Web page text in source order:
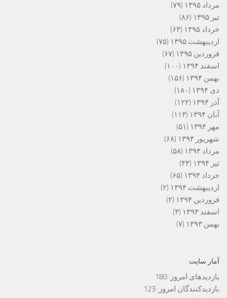
مرداد ۱۳۹۵
(۷۹)
تیر ۱۳۹۵
(۸۶)
خرداد ۱۳۹۵
(۶۳)
اردیبهشت ۱۳۹۵
(۷۵)
فروردین ۱۳۹۵
(۶۷)
اسفند ۱۳۹۴
(۱۰۰)
بهمن ۱۳۹۴
(۱۵۶)
دی ۱۳۹۴
(۱۸۰)
آذر ۱۳۹۴
(۱۲۲)
آبان ۱۳۹۴
(۱۱۳)
مهر ۱۳۹۴
(۵۱)
شهریور ۱۳۹۴
(۶۸)
مرداد ۱۳۹۴
(۵۸)
تیر ۱۳۹۴
(۴۳)
خرداد ۱۳۹۴
(۶۵)
اردیبهشت ۱۳۹۴
(۲)
فروردین ۱۳۹۴
(۲)
اسفند ۱۳۹۳
(۳)
بهمن ۱۳۹۳
(۷)
آمار سایت
بازدیدهای امروز: 180
بازدیدکنندگان امروز: 123